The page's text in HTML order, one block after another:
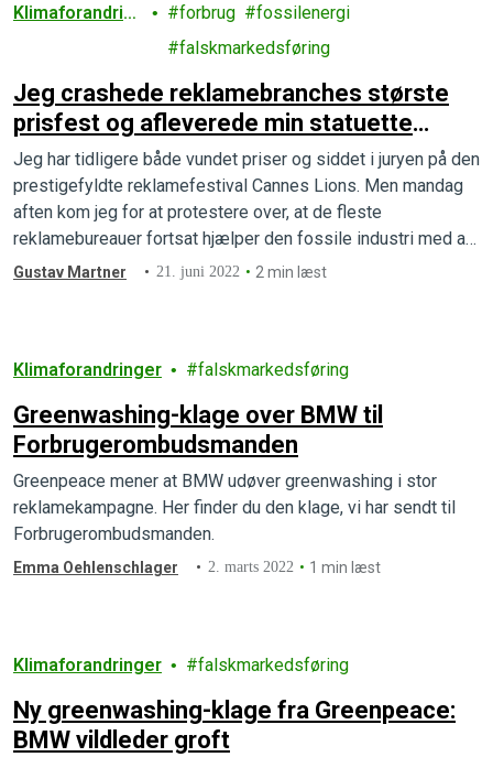
Klimaforandrin
forbrug
fossilenergi
falskmarkedsføring
Jeg crashede reklamebranches største
prisfest og afleverede min statuette
tilbage
Jeg har tidligere både vundet priser og siddet i juryen på den
prestigefyldte reklamefestival Cannes Lions. Men mandag
aften kom jeg for at protestere over, at de fleste
reklamebureauer fortsat hjælper den fossile industri med at
sælge deres klimaskadelige produkter.
Gustav Martner 21. juni 2022 2 min læst
Klimaforandringer falskmarkedsføring
Greenwashing-klage over BMW til
Forbrugerombudsmanden
Greenpeace mener at BMW udøver greenwashing i stor
reklamekampagne. Her finder du den klage, vi har sendt til
Forbrugerombudsmanden.
Emma Oehlenschlager 2. marts 2022 1 min læst
Klimaforandringer falskmarkedsføring
Ny greenwashing-klage fra Greenpeace:
BMW vildleder groft